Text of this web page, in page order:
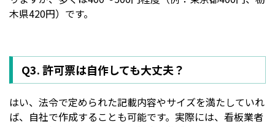
木県420円）です。
Q3. 許可票は自作しても大丈夫？
はい、法令で定められた記載内容やサイズを満たしていれ
ば、自社で作成することも可能です。実際には、看板業者